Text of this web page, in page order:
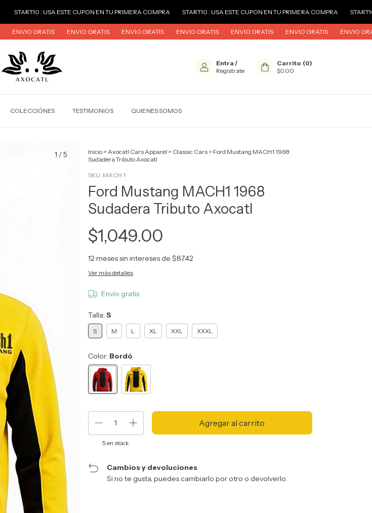
CUPON EN TU PRIMERA COMPRA START10 : USA ESTE CUPON EN TU PRIMERA COMPRA START10 : USA ESTE
ENVIO GRATIS ENVIO GRATIS ENVIO GRATIS ENVIO GRATIS ENVIO GRATIS ENVIO GRATIS ENVIO
Entra /
Regístrate
Carrito (0)
$0.00
COLECCIÓNES TESTIMONIOS QUIENES SOMOS
1 /5 Inicio > Axocatl Cars Apparel > Classic Cars > Ford Mustang MACH1 1968
Sudadera Tributo Axocatl
SKU: MACH 1
Ford Mustang MACH1 1968
Sudadera Tributo Axocatl
$1,049.00
12meses sin intereses de $87.42
Ver más detalles
Envío gratis
Talla: S
S M L XL XXL XXXL
Color: Bordó
5 en stock
Cambios y devoluciones
Si no te gusta, puedes cambiarlo por otro o devolverlo.